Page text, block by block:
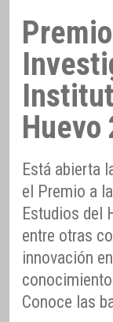
Huevo
Está abierta
el Premio a
Estudios del
entre otras
innovación
Conoce las